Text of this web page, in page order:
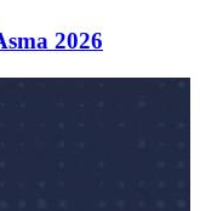
2026